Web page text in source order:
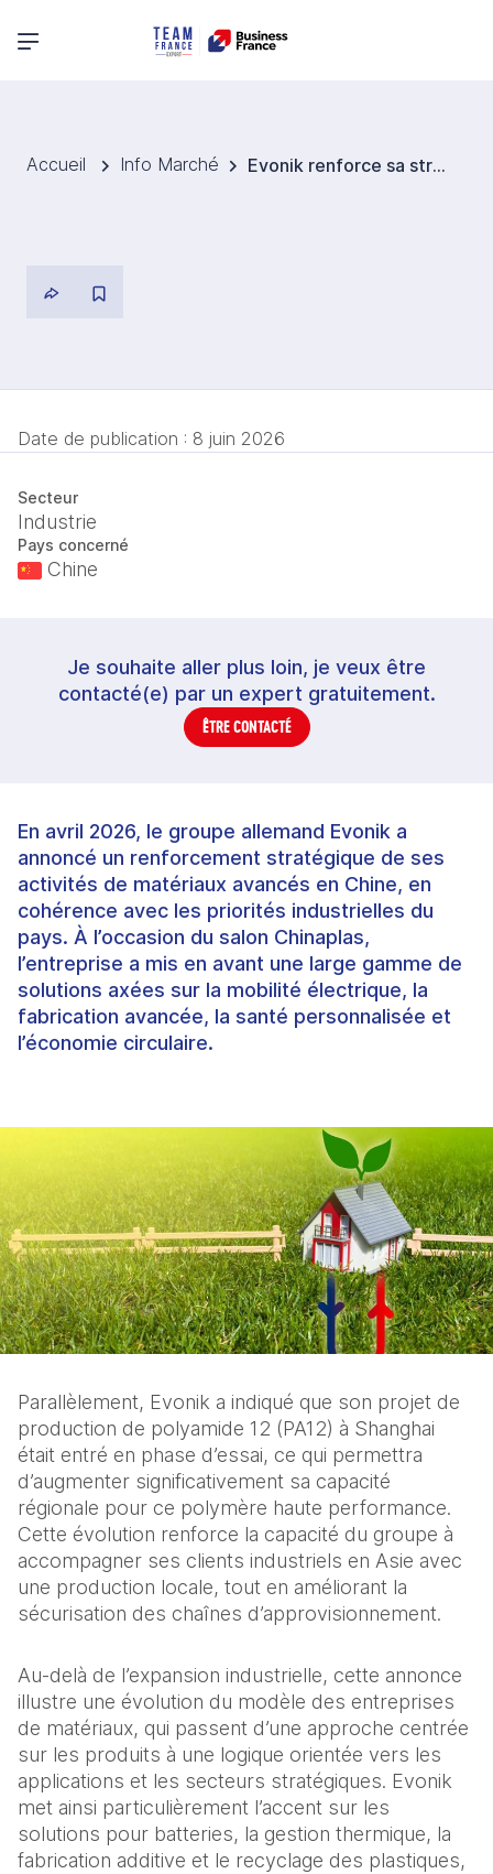
Menu principal
Accueil Info Marché Evonik renforce sa stratégie matériaux avancés en Chine
Date de publication : 8 juin 2026
Secteur
Industrie
Pays concerné
Chine
Je souhaite aller plus loin, je veux être
contacté(e) par un expert gratuitement.
ÊTRE CONTACTÉ
En avril 2026, le groupe allemand Evonik a
annoncé un renforcement stratégique de ses
activités de matériaux avancés en Chine, en
cohérence avec les priorités industrielles du
pays. À l’occasion du salon Chinaplas,
l’entreprise a mis en avant une large gamme de
solutions axées sur la mobilité électrique, la
fabrication avancée, la santé personnalisée et
l’économie circulaire.
Parallèlement, Evonik a indiqué que son projet de
production de polyamide 12 (PA12) à Shanghai
était entré en phase d’essai, ce qui permettra
d’augmenter significativement sa capacité
régionale pour ce polymère haute performance.
Cette évolution renforce la capacité du groupe à
accompagner ses clients industriels en Asie avec
une production locale, tout en améliorant la
sécurisation des chaînes d’approvisionnement.
Au-delà de l’expansion industrielle, cette annonce
illustre une évolution du modèle des entreprises
de matériaux, qui passent d’une approche centrée
sur les produits à une logique orientée vers les
applications et les secteurs stratégiques. Evonik
met ainsi particulièrement l’accent sur les
solutions pour batteries, la gestion thermique, la
fabrication additive et le recyclage des plastiques,